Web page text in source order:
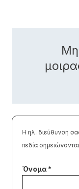
Μη
Η ηλ. διεύθυνση
πεδία